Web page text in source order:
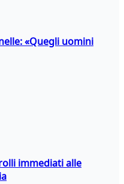
«Quegli uomini
immediati alle